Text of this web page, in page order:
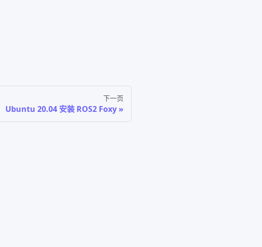
下一页
Ubuntu 20.04 安装 ROS2 Foxy